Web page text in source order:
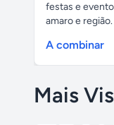
festas e
amaro e
A combinar
Mais